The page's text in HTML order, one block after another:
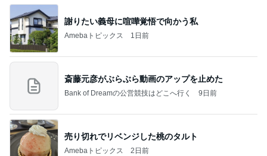
謝りたい義母に喧嘩覚悟で向かう私
Amebaトピックス 1日前
斎藤元彦がぶらぶら動画のアップを止めた
Bank of Dreamの公営競技はどこへ行く 9日前
売り切れでリベンジした桃のタルト
Amebaトピックス 2日前